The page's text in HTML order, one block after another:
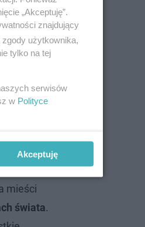
mieści
świata.
„Akceptuję”.
znajdujący
użytkownika,
tylko na tej
serwisów
w Polityce
Akceptuję